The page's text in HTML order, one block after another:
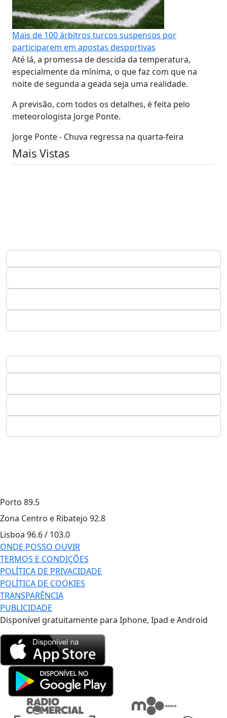
Mais de 100 árbitros turcos suspensos por
participarem em apostas desportivas
Até lá, a promessa de descida da temperatura,
especialmente da mínima, o que faz com que na
noite de segunda a geada seja uma realidade.
A previsão, com todos os detalhes, é feita pelo
meteorologista Jorge Ponte.
Jorge Ponte - Chuva regressa na quarta-feira
Mais Vistas
Porto 89.5
Zona Centro e Ribatejo 92.8
Lisboa 96.6 / 103.0
ONDE POSSO OUVIR
TERMOS E CONDIÇÕES
POLÍTICA DE PRIVACIDADE
POLÍTICA DE COOKIES
TRANSPARÊNCIA
PUBLICIDADE
Disponível gratuitamente para Iphone, Ipad e Android